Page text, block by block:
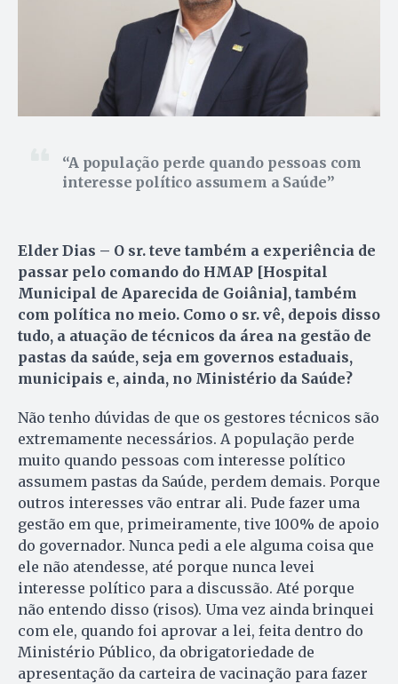
A população perde quando pessoas com
interesse político assumem a Saúde
Elder Dias – O sr. teve também a experiência de
passar pelo comando do HMAP [Hospital
Municipal de Aparecida de Goiânia], também
com política no meio. Como o sr. vê, depois disso
tudo, a atuação de técnicos da área na gestão de
pastas da saúde, seja em governos estaduais,
municipais e, ainda, no Ministério da Saúde?
Não tenho dúvidas de que os gestores técnicos são
extremamente necessários. A população perde
muito quando pessoas com interesse político
assumem pastas da Saúde, perdem demais. Porque
outros interesses vão entrar ali. Pude fazer uma
gestão em que, primeiramente, tive 100% de apoio
do governador. Nunca pedi a ele alguma coisa que
ele não atendesse, até porque nunca levei
interesse político para a discussão. Até porque
não entendo disso (risos). Uma vez ainda brinquei
com ele, quando foi aprovar a lei, feita dentro do
Ministério Público, da obrigatoriedade de
apresentação da carteira de vacinação para fazer